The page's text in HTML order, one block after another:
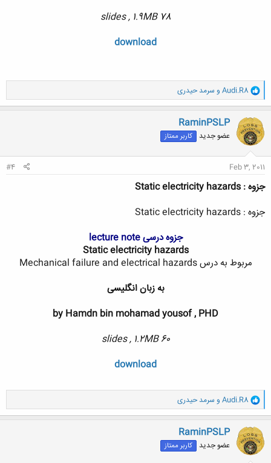
78 slides , 1.9MB
download
و
ا
ک
ن
ش
ه
ا
Audi.R8 و سرمد حیدری
RaminPSLP
عضو جدید کاربر ممتاز
Feb 3, 2011
#4
جزوه : Static electricity hazards
جزوه : Static electricity hazards
جزوه درسی lecture note
Static electricity hazards
مربوط به درس Mechanical failure and electrical hazards
به زبان انگلیسی
by Hamdn bin mohamad yousof , PHD
60 slides , 1.2MB
download
و
ا
ک
ن
ش
ه
ا
Audi.R8 و سرمد حیدری
RaminPSLP
عضو جدید کاربر ممتاز